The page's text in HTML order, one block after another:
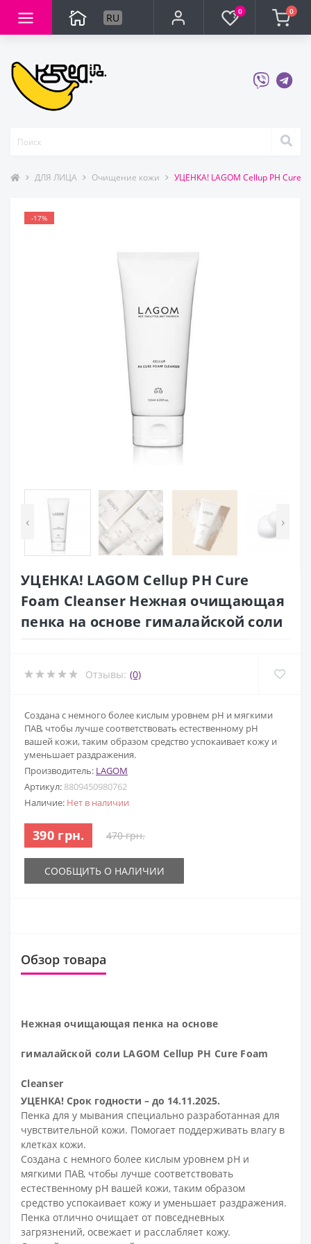
RU 0 0
ДЛЯ ЛИЦА Очищение кожи УЦЕНКА! LAGOM Cellup PH Cure
-17%
‹ ›
УЦЕНКА! LAGOM Cellup PH Cure
Foam Cleanser Нежная очищающая
пенка на основе гималайской соли
Отзывы: (0)
Создана с немного более кислым уровнем pH и мягкими
ПАВ, чтобы лучше соответствовать естественному pH
вашей кожи, таким образом средство успокаивает кожу и
уменьшает раздражения.
Производитель: LAGOM
Артикул: 8809450980762
Наличие: Нет в наличии
390 грн. 470 грн.
СООБЩИТЬ О НАЛИЧИИ
Обзор товара
Нежная очищающая пенка на основе
гималайской соли LAGOM Cellup PH Cure Foam
Cleanser
УЦЕНКА! Срок годности – до 14.11.2025.
Пенка для у мывания специально разработанная для
чувствительной кожи. Помогает поддерживать влагу в
клетках кожи.
Создана с немного более кислым уровнем pH и
мягкими ПАВ, чтобы лучше соответствовать
естественному pH вашей кожи, таким образом
средство успокаивает кожу и уменьшает раздражения.
Пенка отлично очищает от повседневных
загрязнений, освежает и расслабляет кожу.